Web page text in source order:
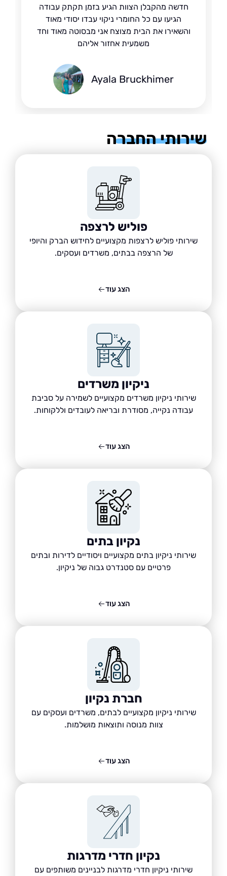
חדשה מהקבלן הצוות הגיע בזמן תקתק עבודה
הגיעו עם כל החומרי ניקוי עבדו יסודי מאוד
והשאירו את הבית מצוצח אני מבסוטה מאוד וחד
משמעית אחזור אליהם
Ayala Bruckhimer
החברה
פוליש לרצפה
שירותי פוליש לרצפות מקצועיים לחידוש הברק והיופי
של הרצפה בבתים, משרדים ועסקים.
ניקיון משרדים
שירותי ניקיון משרדים מקצועיים לשמירה על סביבת
עבודה נקייה, מסודרת ובריאה לעובדים וללקוחות.
נקיון בתים
שירותי ניקיון בתים מקצועיים ויסודיים לדירות ובתים
פרטיים עם סטנדרט גבוה של ניקיון.
חברת נקיון
שירותי ניקיון מקצועיים לבתים, משרדים ועסקים עם
צוות מנוסה ותוצאות מושלמות.
נקיון חדרי מדרגות
שירותי ניקיון חדרי מדרגות לבניינים משותפים עם